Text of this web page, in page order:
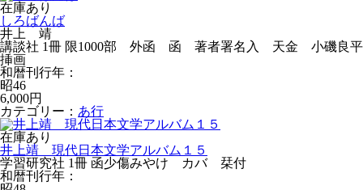
在庫あり
しろばんば
井上 靖
講談社 1冊 限1000部 外函 函 著者署名入 天金 小磯良平
挿画
和暦刊行年：
昭46
6,000円
カテゴリー： あ行
在庫あり
井上靖 現代日本文学アルバム１５
学習研究社 1冊 函少傷みやけ カバ 栞付
和暦刊行年：